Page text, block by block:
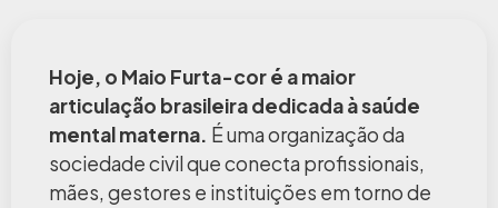
Hoje, o Maio Furta-cor é a maior
articulação brasileira dedicada à saúde
mental materna. É uma organização da
sociedade civil que conecta profissionais,
mães, gestores e instituições em torno de